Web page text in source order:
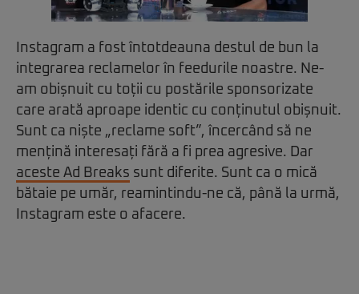
Instagram a fost întotdeauna destul de bun la
integrarea reclamelor în feedurile noastre. Ne-
am obișnuit cu toții cu postările sponsorizate
care arată aproape identic cu conținutul obișnuit.
Sunt ca niște „reclame soft”, încercând să ne
mențină interesați fără a fi prea agresive. Dar
aceste Ad Breaks sunt diferite. Sunt ca o mică
bătaie pe umăr, reamintindu-ne că, până la urmă,
Instagram este o afacere.